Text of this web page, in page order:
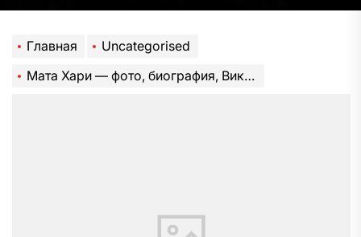
Главная
Uncategorised
Мата Хари — фото, биография, Википедия. История и тайны жизни легендарной шпионки